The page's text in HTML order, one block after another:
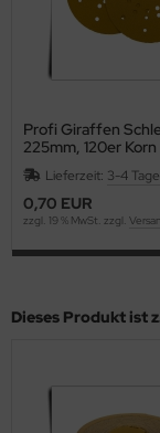
Profi Giraffen
225mm, 120er Korn
Lieferzeit: 3-4 Tage
0,70 EUR
zzgl. 19 % MwSt. zzgl.
Dieses Produkt ist